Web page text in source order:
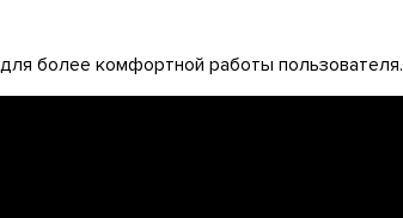
более комфортной работы